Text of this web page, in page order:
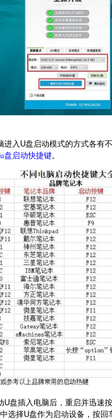
进入U盘启动模式的方式各有
u盘启动快捷键。
U盘插入电脑后，重启并迅速
选择U盘作为启动设备，按回